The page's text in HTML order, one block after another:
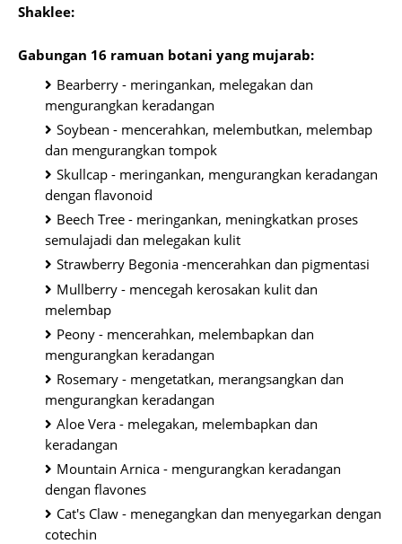
Shaklee:
Gabungan 16 ramuan botani yang mujarab:
Bearberry - meringankan, melegakan dan
mengurangkan keradangan
Soybean - mencerahkan, melembutkan, melembap
dan mengurangkan tompok
Skullcap - meringankan, mengurangkan keradangan
dengan flavonoid
Beech Tree - meringankan, meningkatkan proses
semulajadi dan melegakan kulit
Strawberry Begonia -mencerahkan dan pigmentasi
Mullberry - mencegah kerosakan kulit dan
melembap
Peony - mencerahkan, melembapkan dan
mengurangkan keradangan
Rosemary - mengetatkan, merangsangkan dan
mengurangkan keradangan
Aloe Vera - melegakan, melembapkan dan
keradangan
Mountain Arnica - mengurangkan keradangan
dengan flavones
Cat's Claw - menegangkan dan menyegarkan dengan
cotechin